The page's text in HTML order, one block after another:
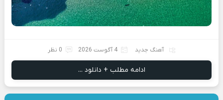
آهنگ جدید 4 آگوست 2026 0 نظر
ادامه مطلب + دانلود ...